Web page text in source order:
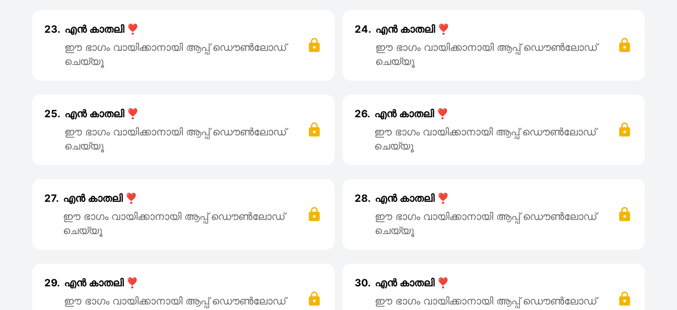
23. എൻ കാതലി ❣️
ഈ ഭാഗം വായിക്കാനായി ആപ്പ് ഡൌൺലോഡ്
ചെയ്യൂ
24. എൻ കാതലി ❣️
ഈ ഭാഗം വായിക്കാനായി ആപ്പ് ഡൌൺലോഡ്
ചെയ്യൂ
25. എൻ കാതലി ❣️
ഈ ഭാഗം വായിക്കാനായി ആപ്പ് ഡൌൺലോഡ്
ചെയ്യൂ
26. എൻ കാതലി ❣️
ഈ ഭാഗം വായിക്കാനായി ആപ്പ് ഡൌൺലോഡ്
ചെയ്യൂ
27. എൻ കാതലി ❣️
ഈ ഭാഗം വായിക്കാനായി ആപ്പ് ഡൌൺലോഡ്
ചെയ്യൂ
28. എൻ കാതലി ❣️
ഈ ഭാഗം വായിക്കാനായി ആപ്പ് ഡൌൺലോഡ്
ചെയ്യൂ
29. എൻ കാതലി ❣️
ഈ ഭാഗം വായിക്കാനായി ആപ്പ് ഡൌൺലോഡ്
30. എൻ കാതലി ❣️
ഈ ഭാഗം വായിക്കാനായി ആപ്പ് ഡൌൺലോഡ്